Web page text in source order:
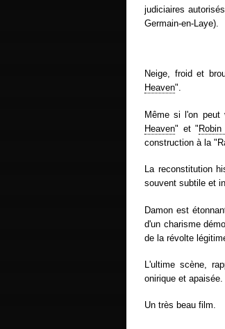
judiciaires
Germain-en-Laye).
Neige, froid et
Heaven".
Même si l'on peut
Heaven" et "
construction à la
La reconstitution
souvent subtile et
Damon est
d'un charisme
de la révolte
L'ultime scène,
onirique et apaisée.
Un très beau film.